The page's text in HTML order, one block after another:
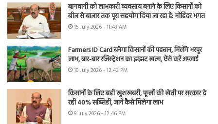
बागवानी को लाभकारी व्यवसाय बनाने के लिए किसानों को
बीज से बाजार तक पूरा सहयोग दिया जा रहा है: मोहिंदर भगत
15 July 2026 - 11:43 AM
Farmers ID Card बनेगा किसानों की पहचान, मिलेंगे भरपूर
लाभ, बार-बार रजिस्ट्रेशन का झंझट खत्म, ऐसे करें अप्लाई
10 July 2026 - 12:42 PM
किसानों के लिए बड़ी खुशखबरी, फूलों की खेती पर सरकार दे
रही 40% सब्सिडी, जानें कैसे मिलेगा लाभ
9 July 2026 - 12:46 PM